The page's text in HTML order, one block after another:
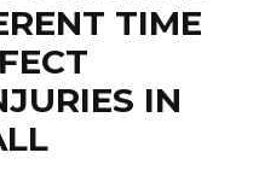
TIME
IN